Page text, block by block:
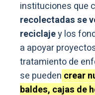
instituciones que
recolectadas se
reciclajey los
a apoyar
tratamiento de
se pueden crear
baldes, cajas de